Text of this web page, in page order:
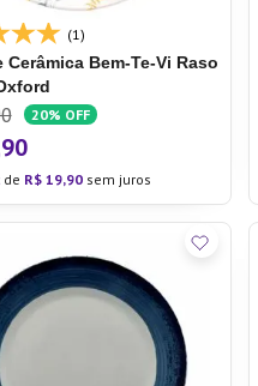
(1)
Cerâmica Bem-Te-Vi Raso
20% OFF
90
de R$ 19,90sem juros